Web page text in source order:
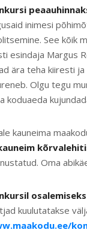
inimesi
See kõik
esindaja Margus
ära teha kiiresti
Olgu tegu
koduaeda
kauneima
Oma
kuulutatakse